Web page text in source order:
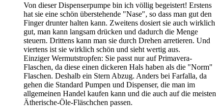
Von dieser Dispenserpumpe bin ich völlig begeistert! Erstens
hat sie eine schön überstehende "Nase", so dass man gut den
Finger drunter halten kann. Zweitens dosiert sie auch wirklich
gut, man kann langsam drücken und dadurch die Menge
steuern. Drittens kann man sie durch Drehen arretieren. Und
viertens ist sie wirklich schön und sieht wertig aus.
Einziger Wermutstropfen: Sie passt nur auf Primavera-
Flaschen, da diese einen dickeren Hals haben als die "Norm"
Flaschen. Deshalb ein Stern Abzug. Anders bei Farfalla, da
gehen die Standard Pumpen und Dispenser, die man im
allgemeinen Handel kaufen kann und die auch auf die meisten
Ätherische-Öle-Fläschchen passen.